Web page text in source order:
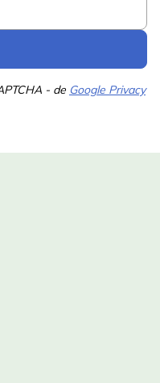
gevel of palen
of op zolders de
plaatsen.
per jaar in de
de kasten niet bezet
worden. Wij
van de
- de Google Privacy